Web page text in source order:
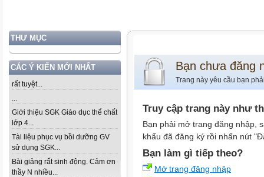
THƯ MỤC
CÁC Ý KIẾN MỚI NHẤT
rất tuyệt...
...
Giới thiệu SGK Giáo dục thể chất
lớp 4...
Tài liệu phục vụ bồi dưỡng GV
sử dụng SGK...
Bài giảng rất sinh động. Cảm ơn
thầy N nhiều...
Bạn chưa đăng
Trang này yêu cầu bạn
Truy cập trang này như
Bạn phải mở trang đăng nhập,
khẩu đã đăng ký rồi nhấn nút
Bạn làm gì tiếp theo?
Mở trang đăng nhập